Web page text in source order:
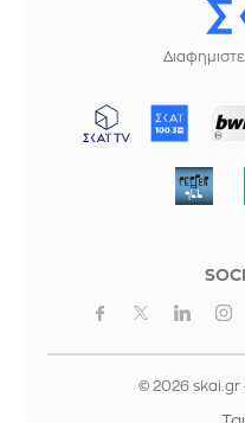
© 2026 skai.gr